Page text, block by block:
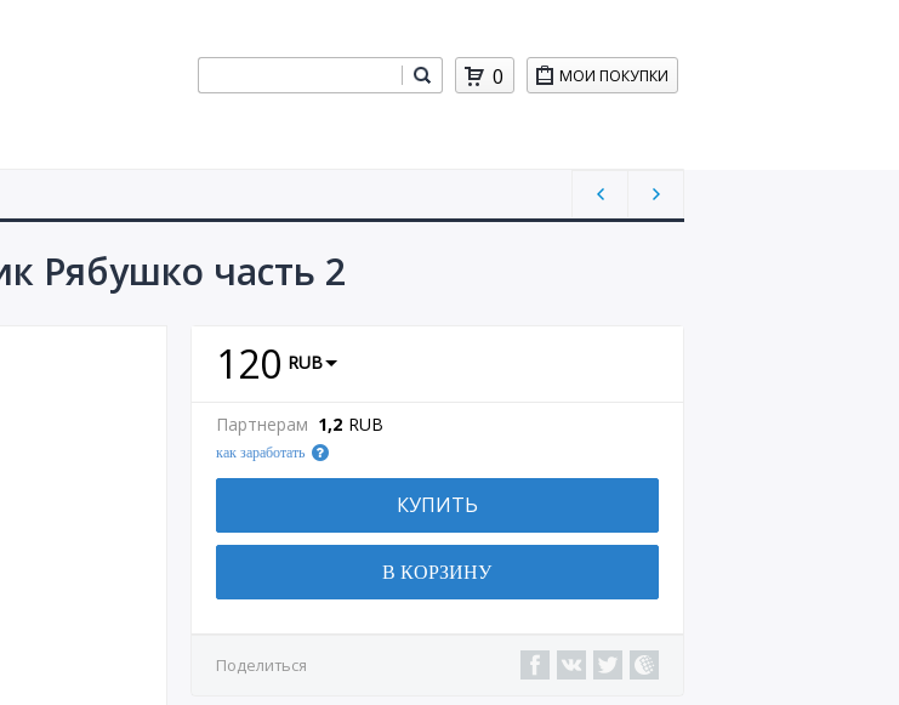
МОИ ПОКУПКИ
0
Рябушко часть 2
120 RUB
Партнерам 1,2 RUB
как заработать
КУПИТЬ
В КОРЗИНУ
Поделиться